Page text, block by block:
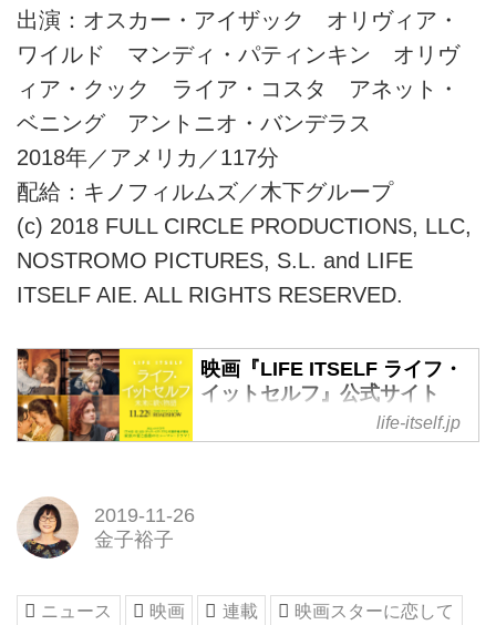
出演：オスカー・アイザック オリヴィア・
ワイルド マンディ・パティンキン オリヴ
ィア・クック ライア・コスタ アネット・
ベニング アントニオ・バンデラス
2018年／アメリカ／117分
配給：キノフィルムズ／木下グループ
(c) 2018 FULL CIRCLE PRODUCTIONS, LLC,
NOSTROMO PICTURES, S.L. and LIFE
ITSELF AIE. ALL RIGHTS RESERVED.
映画『LIFE ITSELF ライフ・
イットセルフ』公式サイト
大ヒットドラマ『THIS IS US/デ
life-itself.jp
2019-11-26
金子裕子
ニュース 映画 連載
映画スターに恋して